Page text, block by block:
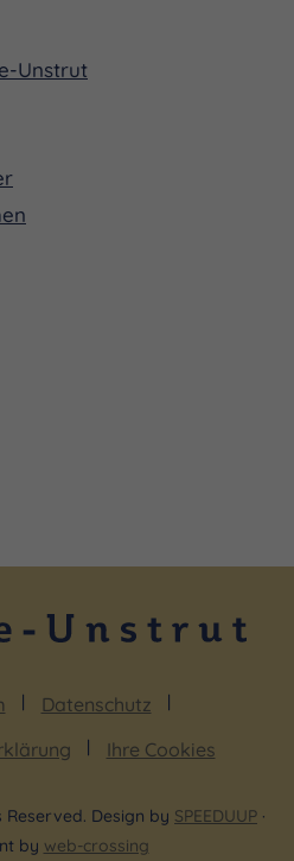
Unstrut
Datenschutz
Ihre Cookies
Design by SPEEDUUP ·
by web-crossing